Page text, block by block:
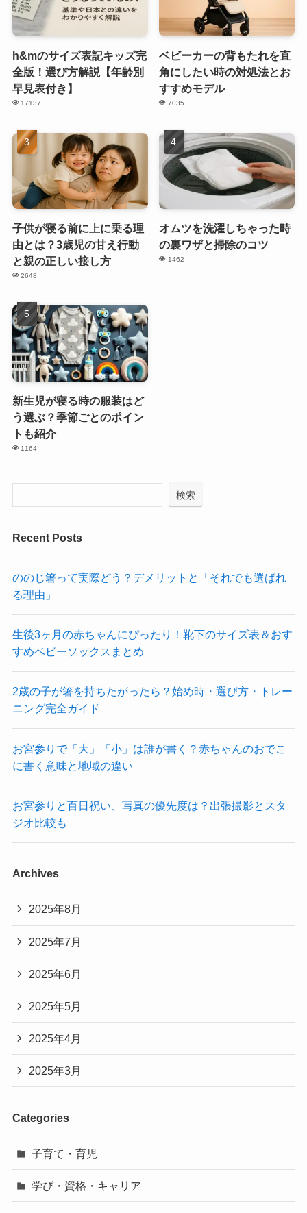
h&mのサイズ表記キッズ完
全版！選び方解説【年齢別
早見表付き】
17137
ベビーカーの背もたれを直
角にしたい時の対処法とお
すすめモデル
7035
子供が寝る前に上に乗る理
由とは？3歳児の甘え行動
と親の正しい接し方
2648
オムツを洗濯しちゃった時
の裏ワザと掃除のコツ
1462
新生児が寝る時の服装はど
う選ぶ？季節ごとのポイン
トも紹介
1164
検索
Recent Posts
ののじ箸って実際どう？デメリットと「それでも選ばれ
る理由」
生後3ヶ月の赤ちゃんにぴったり！靴下のサイズ表＆おす
すめベビーソックスまとめ
2歳の子が箸を持ちたがったら？始め時・選び方・トレー
ニング完全ガイド
お宮参りで「大」「小」は誰が書く？赤ちゃんのおでこ
に書く意味と地域の違い
お宮参りと百日祝い、写真の優先度は？出張撮影とスタ
ジオ比較も
Archives
2025年8月
2025年7月
2025年6月
2025年5月
2025年4月
2025年3月
Categories
子育て・育児
学び・資格・キャリア